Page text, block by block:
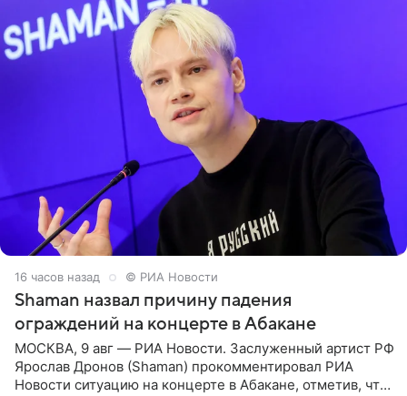
16 часов назад © РИА Новости
Shaman назвал причину падения
ограждений на концерте в Абакане
МОСКВА, 9 авг — РИА Новости. Заслуженный артист РФ
Ярослав Дронов (Shaman) прокомментировал РИА
Новости ситуацию на концерте в Абакане, отметив, что